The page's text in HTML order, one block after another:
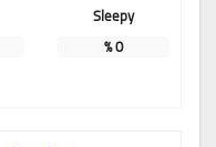
Sleepy
0
%